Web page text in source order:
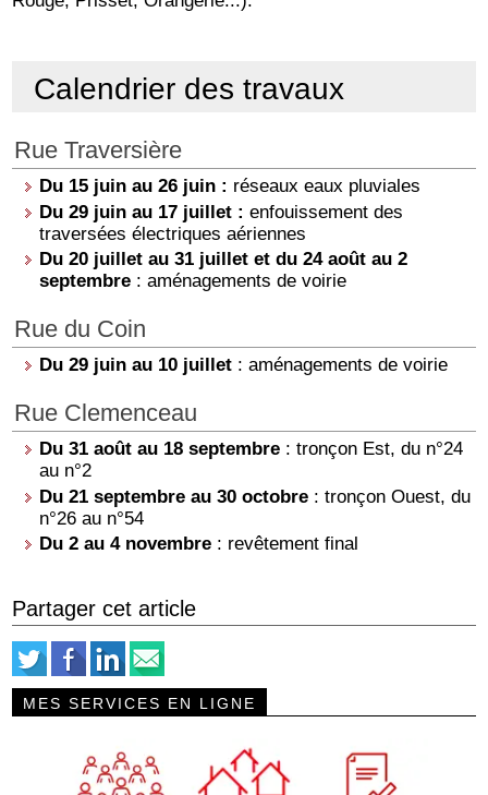
Calendrier des travaux
Rue Traversière
Du 15 juin au 26 juin : réseaux eaux pluviales
Du 29 juin au 17 juillet : enfouissement des
traversées électriques aériennes
Du 20 juillet au 31 juillet et du 24 août au 2
septembre : aménagements de voirie
Rue du Coin
Du 29 juin au 10 juillet : aménagements de voirie
Rue Clemenceau
Du 31 août au 18 septembre : tronçon Est, du n°24
au n°2
Du 21 septembre au 30 octobre : tronçon Ouest, du
n°26 au n°54
Du 2 au 4 novembre : revêtement final
Partager cet article
MES SERVICES EN LIGNE